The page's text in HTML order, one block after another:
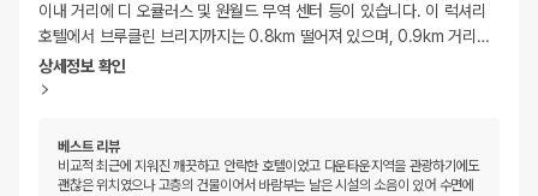
이내 거리에 디 오큘러스 및 원월드 무역 센터 등이 있습니다. 이 럭셔리
호텔에서 브루클린 브리지까지는 0.8km 떨어져 있으며, 0.9km 거리 …
상세정보 확인
베스트 리뷰
비교적 최근에 지워진 깨끗하고 안락한 호텔이었고 다운타운지역을 관광하기에도
괜찮은 위치였으나 고층의 건물이어서 바람부는 날은 시설의 소음이 있어 수면에